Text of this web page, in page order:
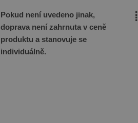
Pokud není uvedeno jinak,
doprava není zahrnuta v ceně
produktu a stanovuje se
individuálně.